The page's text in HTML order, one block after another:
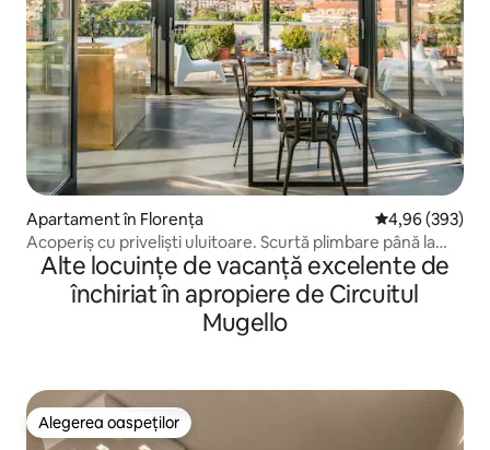
Apartament în Florența Scor mediu de
4,96 (393)
Acoperiș cu priveliști uluitoare. Scurtă plimbare până la
Dom.
Alte locuințe de vacanță excelente de
închiriat în apropiere de Circuitul
Mugello
Alegerea oaspeților
Alegerea oaspeților